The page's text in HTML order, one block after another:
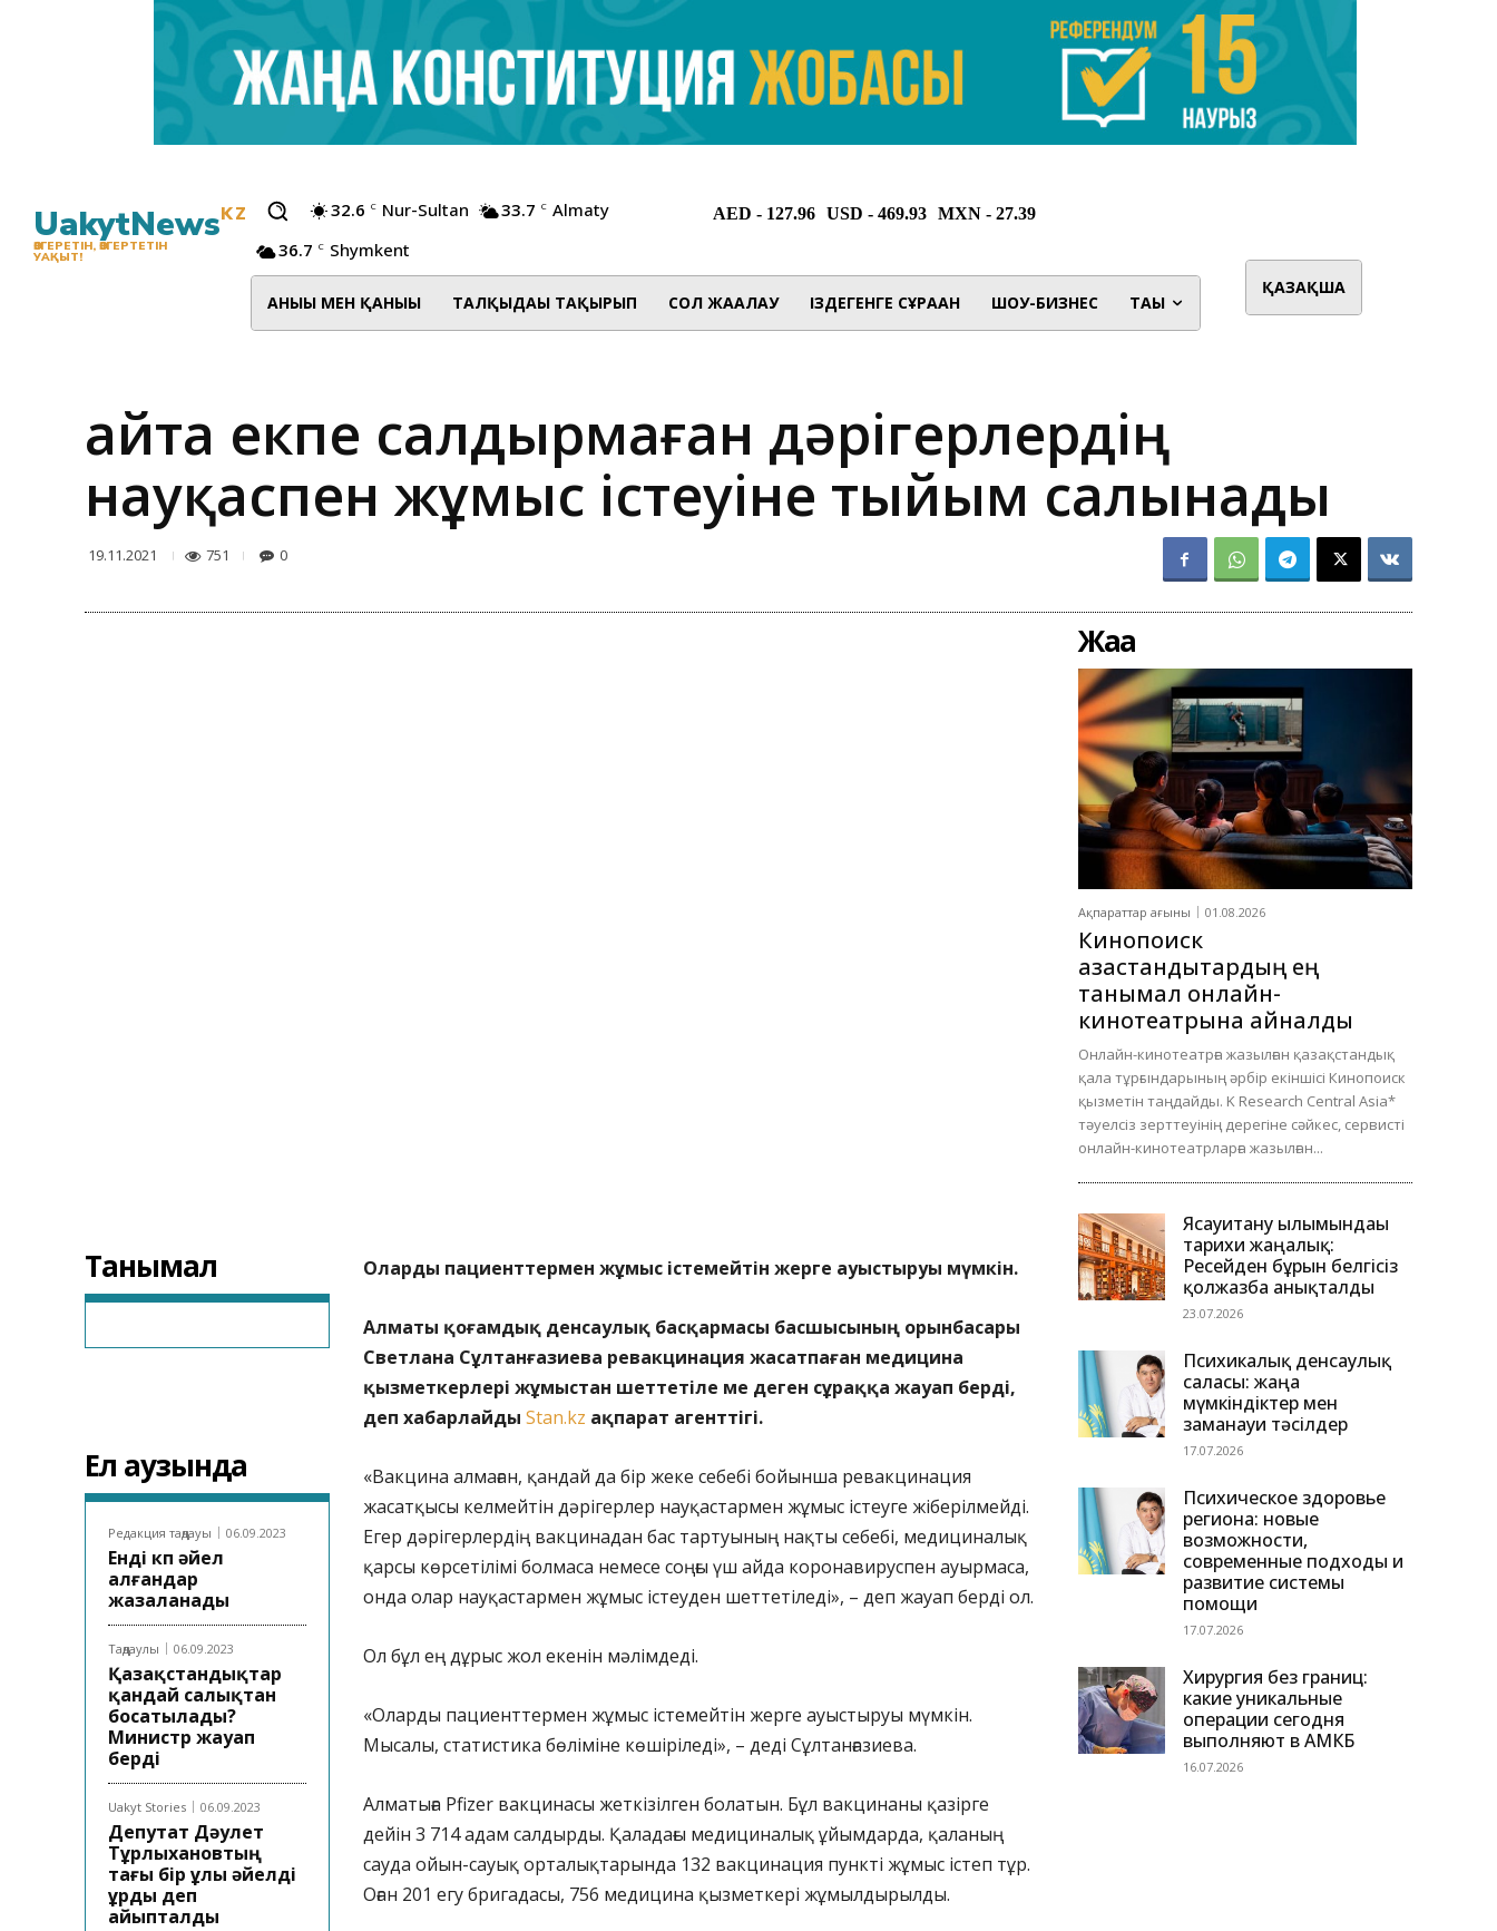
UakytNewsKZ
ӨЗГЕРЕТІН, ӨЗГЕРТЕТІН
УАҚЫТ!
32.6 C Nur-Sultan 33.7 C Almaty
36.7 C Shymkent
АНЫҒЫ МЕН ҚАНЫҒЫ ТАЛҚЫДАҒЫ ТАҚЫРЫП СОЛ ЖАҒАЛАУ ІЗДЕГЕНГЕ СҰРАҒАН ШОУ-БИЗНЕС ТАҒЫ
ҚАЗАҚША
Қайта екпе салдырмаған дәрігерлердің
науқаспен жұмыс істеуіне тыйым салынады
19.11.2021 751 0
Танымал
Ел аузында
Редакция таңдауы 06.09.2023
Енді көп әйел
алғандар
жазаланады
Таңдаулы 06.09.2023
Қазақстандықтар
қандай салықтан
босатылады?
Министр жауап
берді
Uakyt Stories 06.09.2023
Депутат Дәулет
Тұрлыхановтың
тағы бір ұлы әйелді
ұрды деп
айыпталды
Оларды пациенттермен жұмыс істемейтін жерге ауыстыруы мүмкін.
Алматы қоғамдық денсаулық басқармасы басшысының орынбасары
Светлана Сұлтанғазиева ревакцинация жасатпаған медицина
қызметкерлері жұмыстан шеттетіле ме деген сұраққа жауап берді,
деп хабарлайды Stan.kz ақпарат агенттігі.
«Вакцина алмаған, қандай да бір жеке себебі бойынша ревакцинация
жасатқысы келмейтін дәрігерлер науқастармен жұмыс істеуге жіберілмейді.
Егер дәрігерлердің вакцинадан бас тартуының нақты себебі, медициналық
қарсы көрсетілімі болмаса немесе соңғы үш айда коронавируспен ауырмаса,
онда олар науқастармен жұмыс істеуден шеттетіледі», – деп жауап берді ол.
Ол бұл ең дұрыс жол екенін мәлімдеді.
«Оларды пациенттермен жұмыс істемейтін жерге ауыстыруы мүмкін.
Мысалы, статистика бөліміне көшіріледі», – деді Сұлтанғазиева.
Алматыға Pfizer вакцинасы жеткізілген болатын. Бұл вакцинаны қазірге
дейін 3 714 адам салдырды. Қаладағы медициналық ұйымдарда, қаланың
сауда ойын-сауық орталықтарында 132 вакцинация пункті жұмыс істеп тұр.
Оған 201 егу бригадасы, 756 медицина қызметкері жұмылдырылды.
Жаңа
Ақпараттар ағыны 01.08.2026
Кинопоиск
қазақстандықтардың ең
танымал онлайн-
кинотеатрына айналды
Онлайн-кинотеатрға жазылған қазақстандық
қала тұрғындарының әрбір екіншісі Кинопоиск
қызметін таңдайды. K Research Central Asia*
тәуелсіз зерттеуінің дерегіне сәйкес, сервисті
онлайн-кинотеатрларға жазылған...
Ясауитану ғылымындағы
тарихи жаңалық:
Ресейден бұрын белгісіз
қолжазба анықталды
23.07.2026
Психикалық денсаулық
саласы: жаңа
мүмкіндіктер мен
заманауи тәсілдер
17.07.2026
Психическое здоровье
региона: новые
возможности,
современные подходы и
развитие системы
помощи
17.07.2026
Хирургия без границ:
какие уникальные
операции сегодня
выполняют в АМКБ
16.07.2026